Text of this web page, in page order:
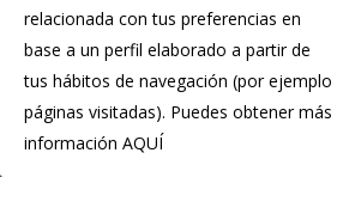
Política de privacidad
Política de cookies
relacionada con tus preferencias en
base a un perfil elaborado a partir de
tus hábitos de navegación (por ejemplo
páginas visitadas). Puedes obtener más
información AQUÍ